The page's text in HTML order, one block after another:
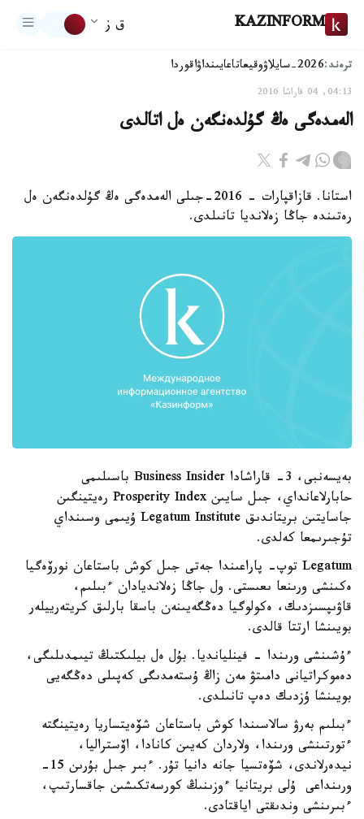
KAZINFORM ق ز
ترەند:2026-سايلاۋ وقيعاتاعايىنداۋاقوردا
04:13, 04 قاراشا 2016
الەمدەگى ەڭ گۇلدەنگەن ەل اتالدى
استانا. قازاقپارات - 2016-جىلى الەمدەگى ەڭ گۇلدەنگەن ەل
رەتىندە جاڭا زەلانديا تانىلدى.
بەيسەنبى، 3- قاراشادا Business Insider باسىلىمى
حابارلاعانداي، جىل سايىن Prosperity Index رەيتينگىن
جاسايتىن بريتاندىق Legatum Institute ۇيىمى وسىنداي
تۇجىرىمعا كەلدى.
Legatum توپ- پاراعىندا جەتى جىل كوش باستاعان نورۆەگيا
ەكىنشى ورىنعا ىعىستى. ول جاڭا زەلانديادان ءبىلىم،
قاۋىپسىزدىك، ەكولوگيا دەڭگەيىنەن باسقا بارلىق كريتەرييلەر
بويىنشا ارتتا قالدى.
ءۇشىنشى ورىندا - فينليانديا. بۇل ەل بيلىكتىڭ تيىمدىلىگى،
دەموكراتيانى دامىتۋ مەن زاڭ ۇستەمدىگى كەپىلى دەڭگەيى
بويىنشا ۇزدىك دەپ تانىلدى.
ءبىلىم بەرۋ سالاسىندا كوش باستاعان شۆەيتساريا رەيتينگتە
ءتورتىنشى ورىندا، ولاردان كەيىن كانادا، اۆستراليا،
نيدەرلاندى، شۆەتسيا جانە دانيا تۇر. ءبىر جىل بۇرىن 15-
ورىنداعى ۇلى بريتانيا ءوزىنىڭ كورسەتكىشىن جاقسارتىپ،
ءبىرىنشى وندىقتى اياقتادى.